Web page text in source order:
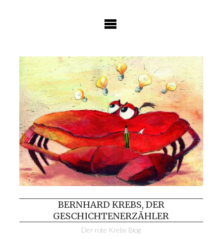
BERNHARD KREBS, DER
GESCHICHTENERZÄHLER
Der rote Krebs Blog